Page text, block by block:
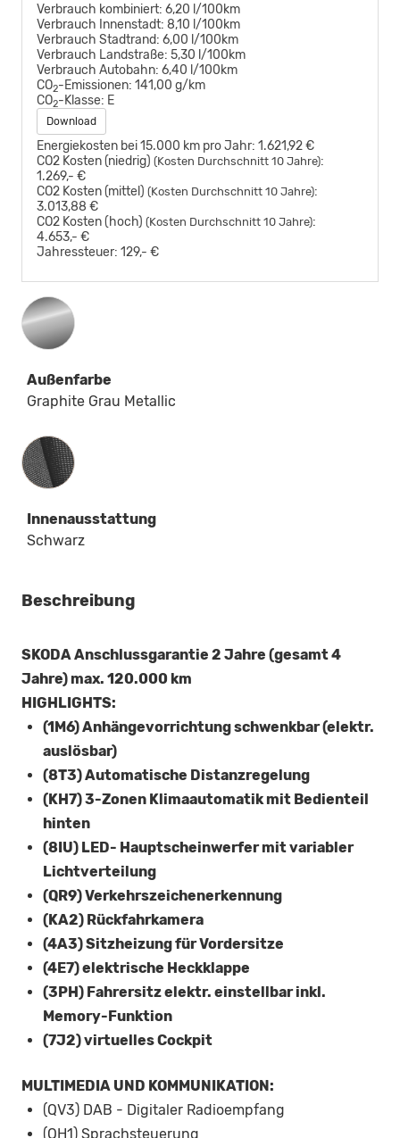
Verbrauch kombiniert: 6,20 l/100km
Verbrauch Innenstadt: 8,10 l/100km
Verbrauch Stadtrand: 6,00 l/100km
Verbrauch Landstraße: 5,30 l/100km
Verbrauch Autobahn: 6,40 l/100km
CO2-Emissionen: 141,00 g/km
CO2-Klasse: E
Download
Energiekosten bei 15.000 km pro Jahr: 1.621,92 €
CO2 Kosten (niedrig) (Kosten Durchschnitt 10 Jahre):
1.269,- €
CO2 Kosten (mittel) (Kosten Durchschnitt 10 Jahre):
3.013,88 €
CO2 Kosten (hoch) (Kosten Durchschnitt 10 Jahre):
4.653,- €
Jahressteuer: 129,- €
Außenfarbe
Graphite Grau Metallic
Innenausstattung
Innenausstattung
Schwarz
Beschreibung
SKODA Anschlussgarantie 2 Jahre (gesamt 4
Jahre) max. 120.000 km
HIGHLIGHTS:
(1M6) Anhängevorrichtung schwenkbar (elektr.
auslösbar)
(8T3) Automatische Distanzregelung
(KH7) 3-Zonen Klimaautomatik mit Bedienteil
hinten
(8IU) LED- Hauptscheinwerfer mit variabler
Lichtverteilung
(QR9) Verkehrszeichenerkennung
(KA2) Rückfahrkamera
(4A3) Sitzheizung für Vordersitze
(4E7) elektrische Heckklappe
(3PH) Fahrersitz elektr. einstellbar inkl.
Memory-Funktion
(7J2) virtuelles Cockpit
MULTIMEDIA UND KOMMUNIKATION:
(QV3) DAB - Digitaler Radioempfang
(QH1) Sprachsteuerung